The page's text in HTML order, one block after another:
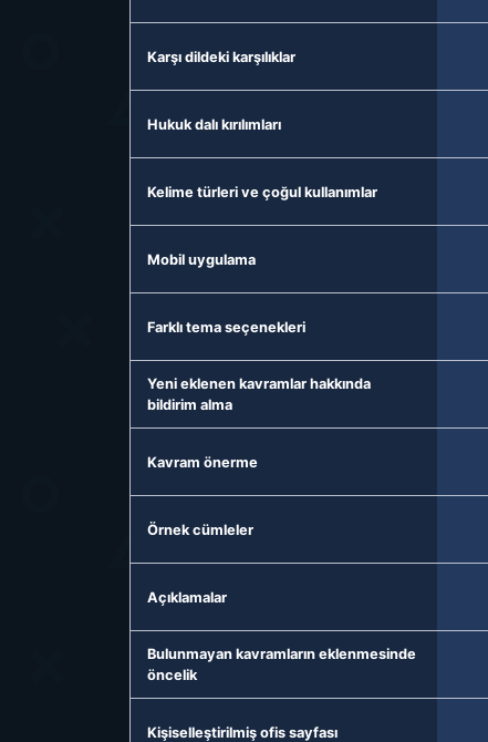
Karşı dildeki karşılıklar
Hukuk dalı kırılımları
Kelime türleri ve çoğul kullanımlar
Mobil uygulama
Farklı tema seçenekleri
Yeni eklenen kavramlar hakkında
bildirim alma
Kavram önerme
Örnek cümleler
Açıklamalar
Bulunmayan kavramların eklenmesinde
öncelik
Kişiselleştirilmiş ofis sayfası